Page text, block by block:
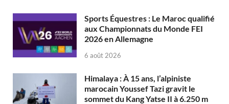
Sports Équestres : Le Maroc qualifié
aux Championnats du Monde FEI
2026 en Allemagne
6 août 2026
Himalaya : À 15 ans, l’alpiniste
marocain Youssef Tazi gravit le
sommet du Kang Yatse II à 6.250 m